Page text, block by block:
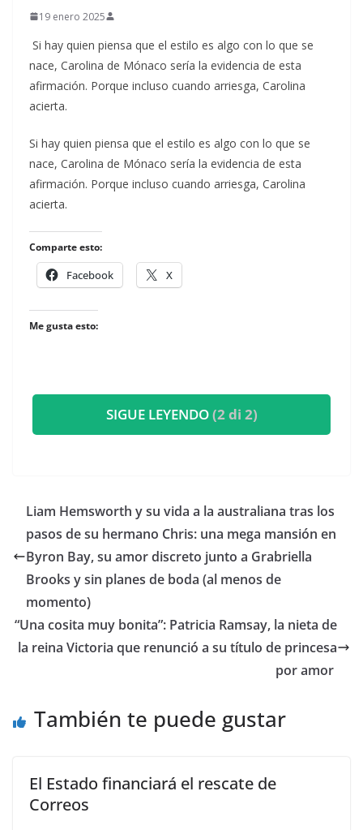
19 enero 2025
Si hay quien piensa que el estilo es algo con lo que se
nace, Carolina de Mónaco sería la evidencia de esta
afirmación. Porque incluso cuando arriesga, Carolina
acierta.
​Si hay quien piensa que el estilo es algo con lo que se
nace, Carolina de Mónaco sería la evidencia de esta
afirmación. Porque incluso cuando arriesga, Carolina
acierta.
Comparte esto:
Facebook X
Me gusta esto:
SIGUE LEYENDO(2 di 2)
​Liam Hemsworth y su vida a la australiana tras los
pasos de su hermano Chris: una mega mansión en
Byron Bay, su amor discreto junto a Grabriella
Brooks y sin planes de boda (al menos de
momento)
​“Una cosita muy bonita”: Patricia Ramsay, la nieta de
la reina Victoria que renunció a su título de princesa
por amor
También te puede gustar
El Estado financiará el rescate de
Correos